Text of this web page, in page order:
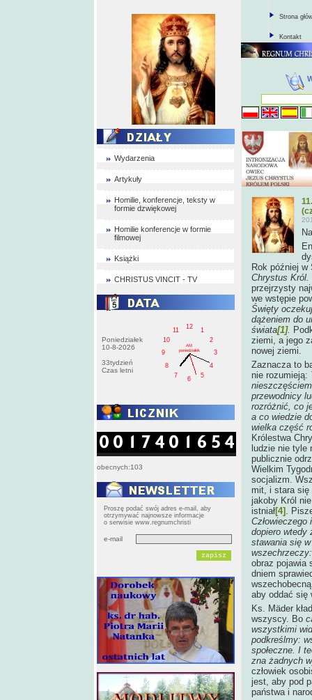
Wydarzenia
Artykuły
Homilie, konferencje, teksty w
formie dzwiękowej
Homilie konferencje w formie
filmowej
Książki
CHRISTUS VINCIT - TV
Poniedziałek
10-8-2026
33tydzień
Czas letni
1
2
3
4
5
6
7
8
9
10
11
12
AM
poniedziałek
obecnych:103
Proszę podać swój adres e-mail, aby
otrzymywać najnowsze informacje
o serwisie www.regnumchristi
e-mail
Strona
Kontakt
Rok później w
Chrystus
przejrzysty
we wstępie
Święty
dążeniem do
świata[1].
ziemi, a jego
nowej ziemi.
Zaznacza to
nie rozumieją:
przewodnicy
rozróżnić, co
a co wiedzie
wielka część
Królestwa
ludzie nie tyle
publicznie
Wielkim
socjalizm.
mit, i stara się
jakoby Król
istniał[4] .
dopiero wtedy
stawania się
obraz pojawia
dniem
aby oddać się
Ks. Mäder
wszyscy. Bo
wszystkimi
podkreślmy:
społeczne. I
zna żadnych
człowiek
jest, aby pod
państwa i